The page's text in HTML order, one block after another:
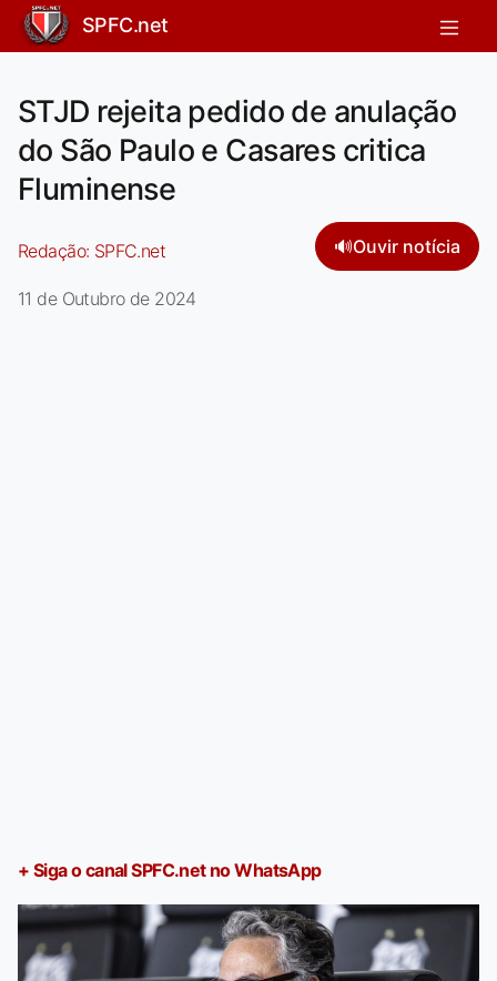
SPFC.net
STJD rejeita pedido de anulação
do São Paulo e Casares critica
Fluminense
Redação: SPFC.net 🔊Ouvir notícia
11 de Outubro de 2024
+ Siga o canal SPFC.net no WhatsApp